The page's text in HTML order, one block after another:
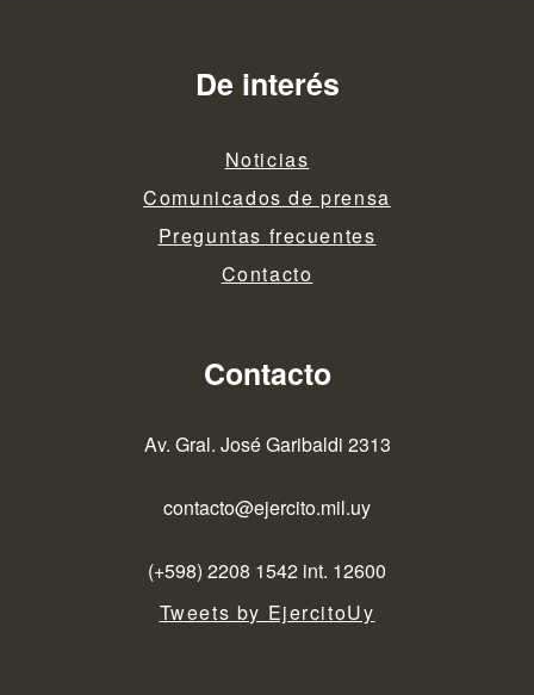
De interés
Noticias
Comunicados de prensa
Preguntas frecuentes
Contacto
Contacto
Av. Gral. José Garibaldi 2313
contacto@ejercito.mil.uy
(+598) 2208 1542 int. 12600
Tweets by EjercitoUy